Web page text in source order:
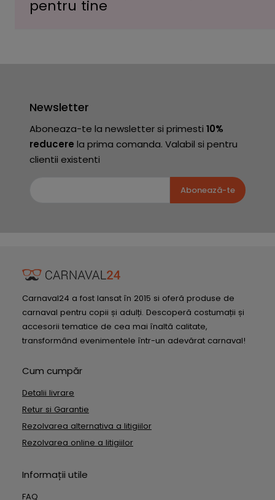
pentru tine
Newsletter
Aboneaza-te la newsletter si primesti 10%
reducere la prima comanda. Valabil si pentru
clientii existenti
Abonează-te
Carnaval24 a fost lansat în 2015 si oferă produse de
carnaval pentru copii și adulți. Descoperă costumații și
accesorii tematice de cea mai înaltă calitate,
transformând evenimentele într-un adevărat carnaval!
Cum cumpăr
Detalii livrare
Retur si Garantie
Rezolvarea alternativa a litigiilor
Rezolvarea online a litigiilor
Informații utile
FAQ